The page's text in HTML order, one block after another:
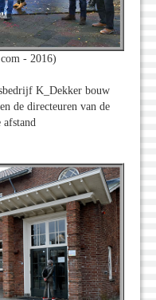
- 2016)
K_Dekker bouw
de directeuren van de
afstand